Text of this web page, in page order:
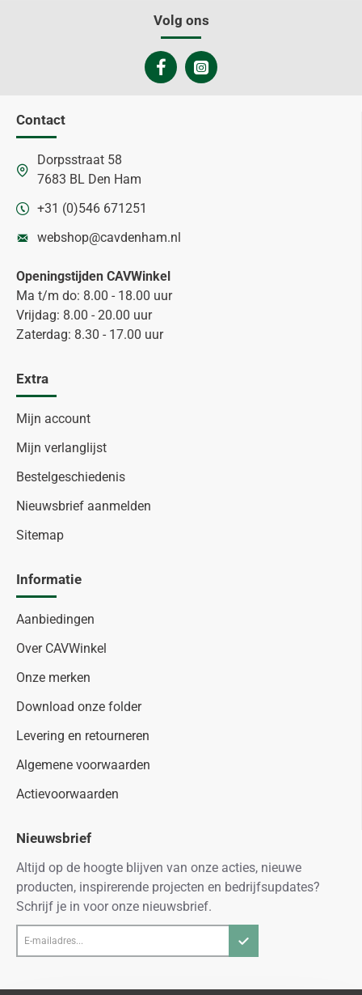
Volg ons
Contact
Dorpsstraat 58
7683 BL Den Ham
+31 (0)546 671251
webshop@cavdenham.nl
Openingstijden CAVWinkel
Ma t/m do: 8.00 - 18.00 uur
Vrijdag: 8.00 - 20.00 uur
Zaterdag: 8.30 - 17.00 uur
Extra
Mijn account
Mijn verlanglijst
Bestelgeschiedenis
Nieuwsbrief aanmelden
Sitemap
Informatie
Aanbiedingen
Over CAVWinkel
Onze merken
Download onze folder
Levering en retourneren
Algemene voorwaarden
Actievoorwaarden
Nieuwsbrief
Altijd op de hoogte blijven van onze acties, nieuwe
producten, inspirerende projecten en bedrijfsupdates?
Schrijf je in voor onze nieuwsbrief.
mailadres...